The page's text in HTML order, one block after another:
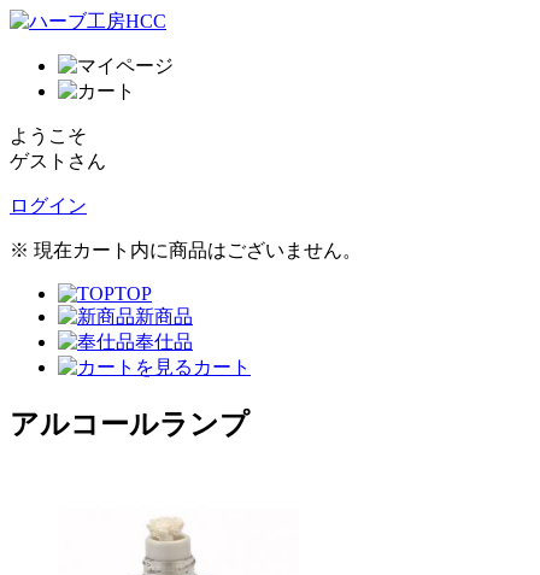
ようこそ
ゲストさん
ログイン
※ 現在カート内に商品はございません。
TOP
新商品
奉仕品
カート
アルコールランプ